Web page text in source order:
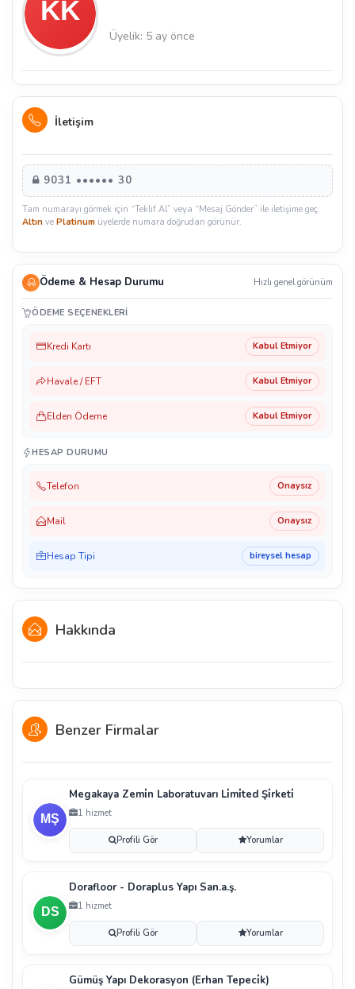
Üyelik: 5 ay önce
İletişim
9031 •••••• 30
Tam numarayı görmek için “Teklif Al” veya “Mesaj Gönder” ile iletişime geç.
Altın ve Platinum üyelerde numara doğrudan görünür.
Ödeme & Hesap Durumu Hızlı genel görünüm
ÖDEME SEÇENEKLERI
Kredi Kartı Kabul Etmiyor
Havale / EFT Kabul Etmiyor
Elden Ödeme Kabul Etmiyor
HESAP DURUMU
Telefon Onaysız
Mail Onaysız
Hesap Tipi bireysel hesap
Hakkında
Benzer Firmalar
Megakaya Zemi̇n Laboratuvarı Li̇mi̇ted Şi̇rketi̇
1 hizmet
Profili Gör Yorumlar
Dorafloor - Doraplus Yapı San.a.ş.
1 hizmet
Profili Gör Yorumlar
Gümüş Yapı Dekorasyon (Erhan Tepeci̇k)